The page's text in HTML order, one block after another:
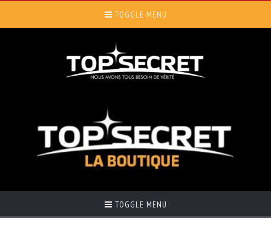
TOGGLE MENU
TOGGLE MENU